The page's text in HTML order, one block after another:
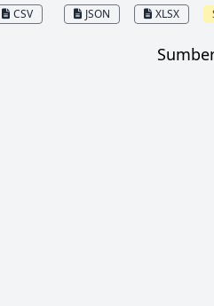
CSV JSON XLSX